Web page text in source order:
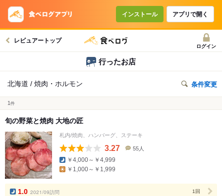
インストール アプリで開く
レビュアートップ
ログイン
行ったお店
北海道 / 焼肉・ホルモン 条件変更
1 件
旬の野菜と焼肉 大地の匠
札内/焼肉、ハンバーグ、ステーキ
3.27
数
55人
￥4,000～￥4,999
￥1,000～￥1,999
1.0 2021/09訪問 1回